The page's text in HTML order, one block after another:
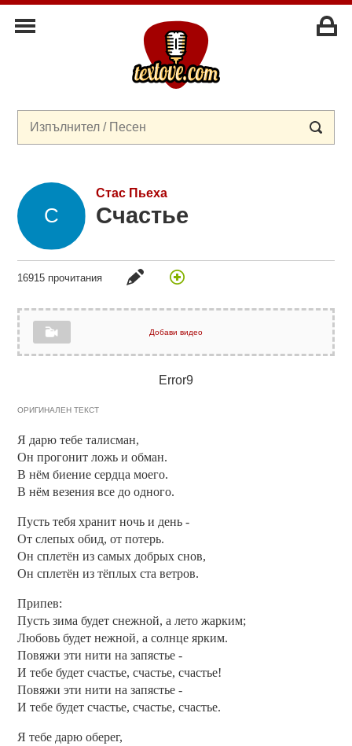
Стас Пьеха
Счастье
16915 прочитания
Добави видео
Error9
ОРИГИНАЛЕН ТЕКСТ
Я дарю тебе талисман,
Он прогонит ложь и обман.
В нём биение сердца моего.
В нём везения все до одного.
Пусть тебя хранит ночь и день -
От слепых обид, от потерь.
Он сплетён из самых добрых снов,
Он сплетён из тёплых ста ветров.
Припев:
Пусть зима будет снежной, а лето жарким;
Любовь будет нежной, а солнце ярким.
Повяжи эти нити на запястье -
И тебе будет счастье, счастье, счастье!
Повяжи эти нити на запястье -
И тебе будет счастье, счастье, счастье.
Я тебе дарю оберег,